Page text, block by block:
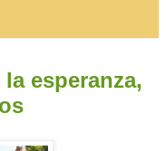
esperanza,